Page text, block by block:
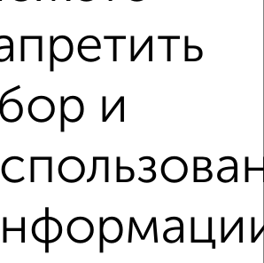
46м², 9/9 этаж
₽за м²
и